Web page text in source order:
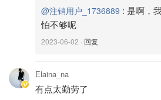
@注销用户_1736889 : 是啊，
怕不够呢
2023-06-02 · 回复
Elaina_na
有点太勤劳了